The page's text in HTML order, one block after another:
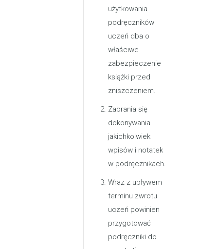
użytkowania
podręczników
uczeń dba o
właściwe
zabezpieczenie
książki przed
zniszczeniem.
Zabrania się
dokonywania
jakichkolwiek
wpisów i notatek
w podręcznikach.
Wraz z upływem
terminu zwrotu
uczeń powinien
przygotować
podręczniki do